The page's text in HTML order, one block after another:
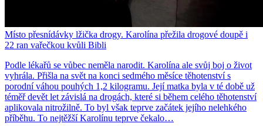
Místo přesnídávky lžička drogy. Karolína přežila drogové doupě i
22 ran vařečkou kvůli Bibli
Podle lékařů se vůbec neměla narodit. Karolína ale svůj boj o život
vyhrála. Přišla na svět na konci sedmého měsíce těhotenství s
porodní váhou pouhých 1,2 kilogramu. Její matka byla v té době už
téměř devět let závislá na drogách, které si během celého těhotenství
aplikovala nitrožilně. To byl však teprve začátek jejího nelehkého
příběhu. To nejtěžší Karolínu teprve čekalo…